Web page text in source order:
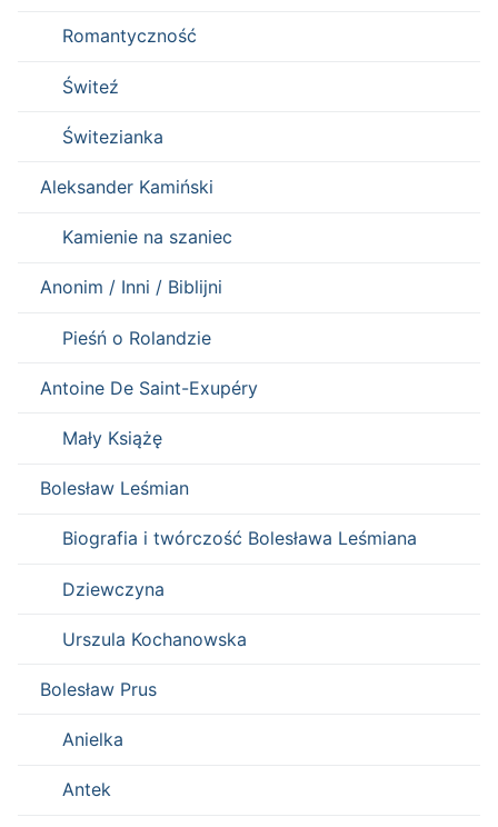
Romantyczność
Świteź
Świtezianka
Aleksander Kamiński
Kamienie na szaniec
Anonim / Inni / Biblijni
Pieśń o Rolandzie
Antoine De Saint-Exupéry
Mały Książę
Bolesław Leśmian
Biografia i twórczość Bolesława Leśmiana
Dziewczyna
Urszula Kochanowska
Bolesław Prus
Anielka
Antek